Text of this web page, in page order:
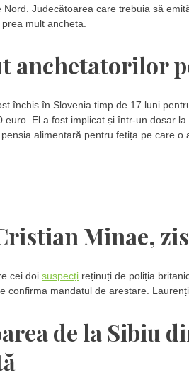
Nord. Judecătoarea care trebuia să
mult ancheta.
anchetatorilor
închis în Slovenia timp de 17 luni
euro. El a fost implicat și într-un dosar
alimentară pentru fetița pe care o
Minae,
cei doi suspecți reținuți de poliția
confirma mandatul de arestare.
de la Sibiu